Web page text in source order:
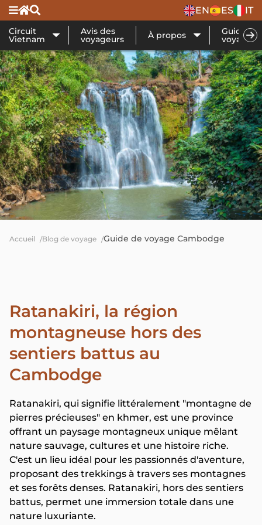
EN ES IT
Circuit
Vietnam
Avis des
voyageurs À propos Guide de
voyage
Accueil Blog de voyage Guide de voyage Cambodge
Ratanakiri, la région
montagneuse hors des
sentiers battus au
Cambodge
Ratanakiri, qui signifie littéralement "montagne de
pierres précieuses" en khmer, est une province
offrant un paysage montagneux unique mêlant
nature sauvage, cultures et une histoire riche.
C'est un lieu idéal pour les passionnés d'aventure,
proposant des trekkings à travers ses montagnes
et ses forêts denses. Ratanakiri, hors des sentiers
battus, permet une immersion totale dans une
nature luxuriante.